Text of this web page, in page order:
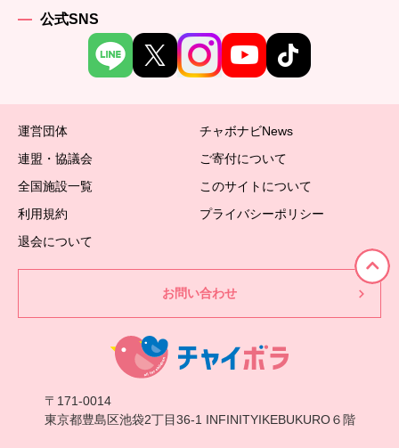
公式SNS
運営団体
チャボナビNews
連盟・協議会
ご寄付について
全国施設一覧
このサイトについて
利用規約
プライバシーポリシー
退会について
お問い合わせ
〒171-0014
東京都豊島区池袋2丁目36-1 INFINITYIKEBUKURO６階